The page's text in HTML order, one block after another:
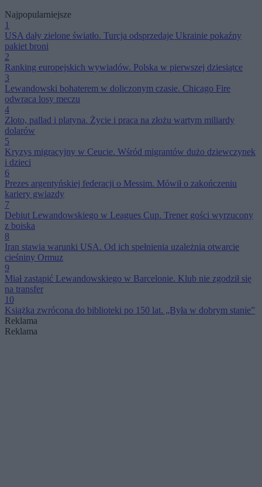
Najpopularniejsze
1
USA dały zielone światło. Turcja odsprzedaje Ukrainie pokaźny
pakiet broni
2
Ranking europejskich wywiadów. Polska w pierwszej dziesiątce
3
Lewandowski bohaterem w doliczonym czasie. Chicago Fire
odwraca losy meczu
4
Złoto, pallad i platyna. Życie i praca na złożu wartym miliardy
dolarów
5
Kryzys migracyjny w Ceucie. Wśród migrantów dużo dziewczynek
i dzieci
6
Prezes argentyńskiej federacji o Messim. Mówił o zakończeniu
kariery gwiazdy
7
Debiut Lewandowskiego w Leagues Cup. Trener gości wyrzucony
z boiska
8
Iran stawia warunki USA. Od ich spełnienia uzależnia otwarcie
cieśniny Ormuz
9
Miał zastąpić Lewandowskiego w Barcelonie. Klub nie zgodził się
na transfer
10
Książka zwrócona do biblioteki po 150 lat. „Była w dobrym stanie”
Reklama
Reklama